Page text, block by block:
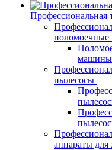
Профессиональная
пылесосы
аппараты для